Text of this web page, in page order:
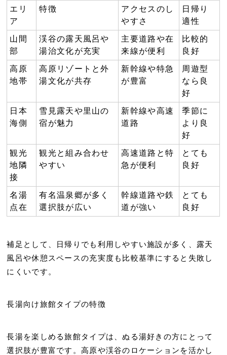
エリ
ア
特徴
アクセスのし
やすさ
日帰り
適性
山間
部
渓谷の露天風呂や
湯治文化が充実
主要道路や在
来線が便利
比較的
良好
高原
地帯
高原リゾートと外
湯文化が共存
新幹線や特急
が豊富
周遊型
なら良
好
日本
海側
雪見露天や里山の
宿が魅力
新幹線や高速
道路
季節に
より良
好
観光
地隣
接
観光と組み合わせ
やすい
高速道路と特
急が便利
とても
良好
名湯
点在
有名温泉郷が多く
選択肢が広い
幹線道路や鉄
道が強い
とても
良好
補足として、日帰りでも利用しやすい施設が多く、 露天
風呂や休憩スペースの充実度も比較基準にすると失敗し
にくいです。
長湯向け旅館タイプの特徴
長湯を楽しめる旅館タイプは、ぬる湯好きの方にとって
選択肢が豊富です。高原や渓谷のロケーションを活かし